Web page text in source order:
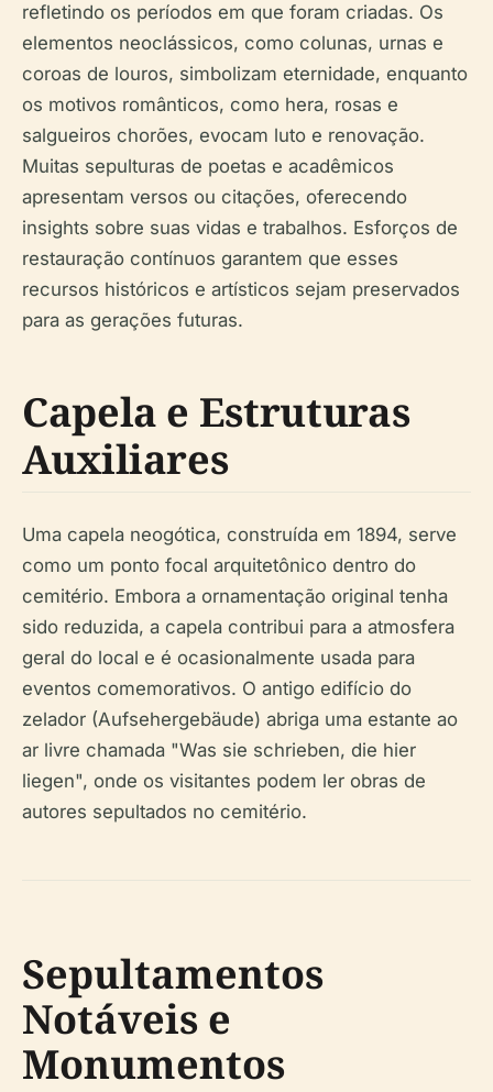
refletindo os períodos em que foram criadas. Os
elementos neoclássicos, como colunas, urnas e
coroas de louros, simbolizam eternidade, enquanto
os motivos românticos, como hera, rosas e
salgueiros chorões, evocam luto e renovação.
Muitas sepulturas de poetas e acadêmicos
apresentam versos ou citações, oferecendo
insights sobre suas vidas e trabalhos. Esforços de
restauração contínuos garantem que esses
recursos históricos e artísticos sejam preservados
para as gerações futuras.
Capela e Estruturas
Auxiliares
Uma capela neogótica, construída em 1894, serve
como um ponto focal arquitetônico dentro do
cemitério. Embora a ornamentação original tenha
sido reduzida, a capela contribui para a atmosfera
geral do local e é ocasionalmente usada para
eventos comemorativos. O antigo edifício do
zelador (Aufsehergebäude) abriga uma estante ao
ar livre chamada "Was sie schrieben, die hier
liegen", onde os visitantes podem ler obras de
autores sepultados no cemitério.
Sepultamentos
Notáveis e
Monumentos